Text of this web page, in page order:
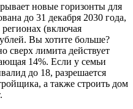
новые горизонты для
до 31 декабря 2030 года,
(включая
Вы хотите больше?
сверх лимита действует
14%. Если у семьи
до 18, разрешается
а также строить дом